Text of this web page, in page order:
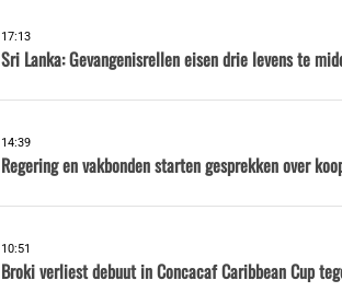
17:13
Sri Lanka: Gevangenisrellen eisen drie levens te
14:39
Regering en vakbonden starten gesprekken over
10:51
Broki verliest debuut in Concacaf Caribbean Cup